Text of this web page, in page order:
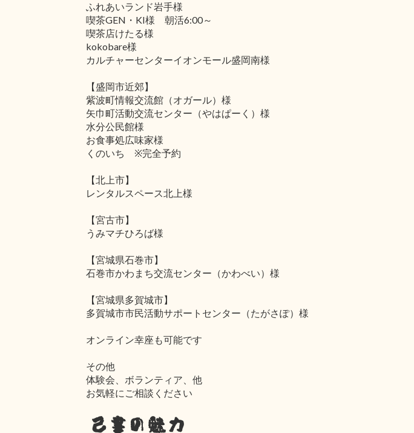
ふれあいランド岩手様
喫茶GEN・KI様 朝活6:00～
喫茶店けたる様
kokobare様
カルチャーセンターイオンモール盛岡南様
【盛岡市近郊】
紫波町情報交流館（オガール）様
矢巾町活動交流センター（やはぱーく）様
水分公民館様
お食事処広味家様
くのいち ※完全予約
【北上市】
レンタルスペース北上様
【宮古市】
うみマチひろば様
【宮城県石巻市】
石巻市かわまち交流センター（かわべい）様
【宮城県多賀城市】
多賀城市市民活動サポートセンター（たがさぽ）様
オンライン幸座も可能です
その他
体験会、ボランティア、他
お気軽にご相談ください
己書の魅力